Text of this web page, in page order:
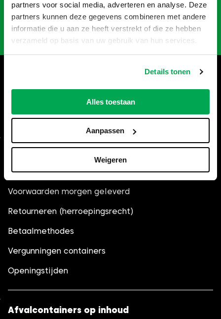
partners voor social media, adverteren en analyse. Deze
partners kunnen deze gegevens combineren met andere
informatie die u aan ze heeft verstrekt of die ze hebben
verzameld op basis van uw gebruik van hun services.
Details tonen
Alles toestaan
Aanpassen
Weigeren
Naar Keuzehulp
Hulp nodig bij het bestellen?
Bel035-6013861, wij helpen je
graag verder.
Algemeen
Veelgestelde vragen (FAQ)
Voorwaarden morgen geleverd
Retourneren (herroepingsrecht)
Betaalmethodes
Vergunningen containers
Openingstijden
Afvalcontainers op inhoud